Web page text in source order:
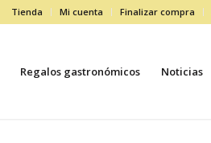
Tienda Mi cuenta Finalizar compra
Regalos gastronómicos Noticias